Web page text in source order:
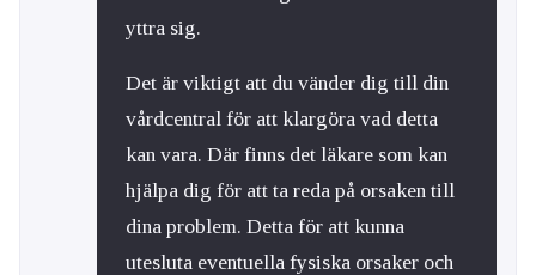
yttra sig.
Det är viktigt att du vänder dig till din
vårdcentral för att klargöra vad detta
kan vara. Där finns det läkare som kan
hjälpa dig för att ta reda på orsaken till
dina problem. Detta för att kunna
utesluta eventuella fysiska orsaker och